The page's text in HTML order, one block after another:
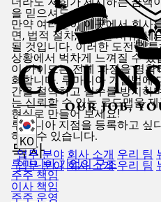
KO
업무 분야 회사 소개 우리 팀
업무 분야 회사 소개 우리 팀
을 믿으셔도 됩니다.
만약 여러분이 이곳에서 회사
면, 법적 절차, 필요한 서류,
될 것입니다. 이러한 도전은
상황에서 벅차게 느껴질 수 있
이 가이드는 전체 과정을 명
화합니다. 루마니아 기업법에
간을 절약하고 실수를 방지하
는 신뢰할 수 있는 로드맵을
현실로 만들어 보세요!
루마니아 지점을 등록하고 싶
하실 수 있습니다.
목차
루마니아 기업의 구조
주주 책임
이사 책임
주주 운영